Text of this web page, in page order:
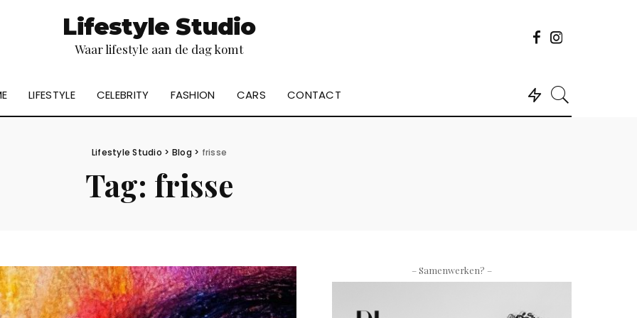
Lifestyle Studio
Waar lifestyle aan de dag komt
LIFESTYLE CELEBRITY FASHION CARS CONTACT
Lifestyle Studio > Blog > frisse
Tag: frisse
– Samenwerken? –